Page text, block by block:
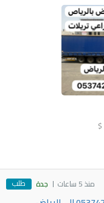
$
منذ 5 ساعات جدة طلب